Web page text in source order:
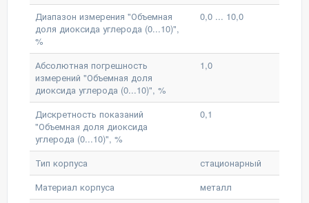
Диапазон измерения "Объемная
доля диоксида углерода (0...10)",
%
0,0 ... 10,0
Абсолютная погрешность
измерений "Объемная доля
диоксида углерода (0...10)", %
1,0
Дискретность показаний
"Объемная доля диоксида
углерода (0...10)", %
0,1
Тип корпуса
стационарный
Материал корпуса
металл